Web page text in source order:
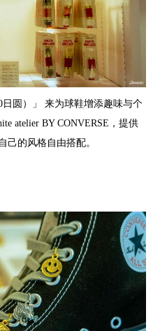
圆）」 来为球鞋增添趣味与个
atelier BY CONVERSE，提供
己的风格自由搭配。